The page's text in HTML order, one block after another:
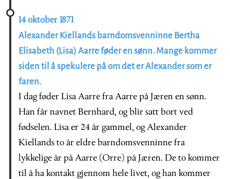
14 oktober 1871
Alexander Kiellands barndomsvenninne Bertha
Elisabeth (Lisa) Aarre føder en sønn. Mange kommer
siden til å spekulere på om det er Alexander som er
faren.
I dag føder Lisa Aarre fra Aarre på Jæren en sønn.
Han får navnet Bernhard, og blir satt bort ved
fødselen. Lisa er 24 år gammel, og Alexander
Kiellands to år eldre barndomsvenninne fra
lykkelige år på Aarre (Orre) på Jæren. De to kommer
til å ha kontakt gjennom hele livet, og han kommer